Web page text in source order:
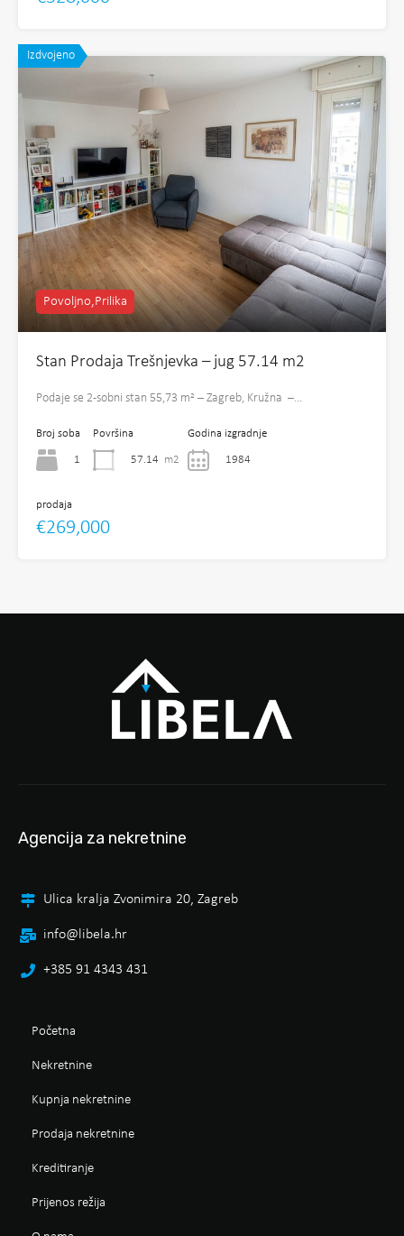
Izdvojeno
Povoljno,Prilika
Stan Prodaja Trešnjevka – jug 57.14 m2
Podaje se 2-sobni stan 55,73 m² – Zagreb, Kružna –…
Broj soba
1
Površina
57.14 m2
Godina izgradnje
1984
prodaja
€269,000
Agencija za nekretnine
Ulica kralja Zvonimira 20, Zagreb
info@libela.hr
+385 91 4343 431
Početna
Nekretnine
Kupnja nekretnine
Prodaja nekretnine
Kreditiranje
Prijenos režija